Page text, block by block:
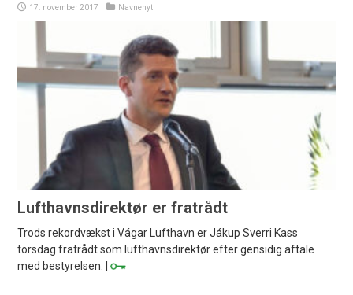
17. november 2017 Navnenyt
Lufthavnsdirektør er fratrådt
Trods rekordvækst i Vágar Lufthavn er Jákup Sverri Kass
torsdag fratrådt som lufthavnsdirektør efter gensidig aftale
med bestyrelsen. |